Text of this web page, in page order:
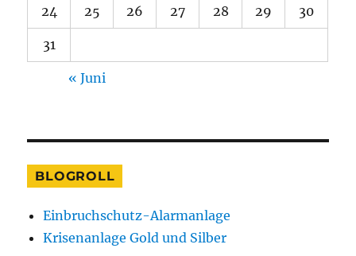
24 25 26 27 28 29 30
31
« Juni
BLOGROLL
Einbruchschutz-Alarmanlage
Krisenanlage Gold und Silber